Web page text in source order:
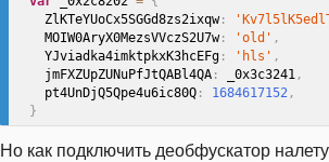
    ZlKTeYUoCx5SGGd8zs2ixqw
:
    MOIW0AryX0MezsVVczS2U7w
: 'old' ,
    YJviadka4imktpkxK3hcEFg
: 'hls' ,
    jmFXZUpZUNuPfJtQABl4QA
: _0x3c3241 ,
    pt4UnDjQ5Qpe4u6ic80Q
: 1684617152 ,
}
Но как подключить деобфускатор